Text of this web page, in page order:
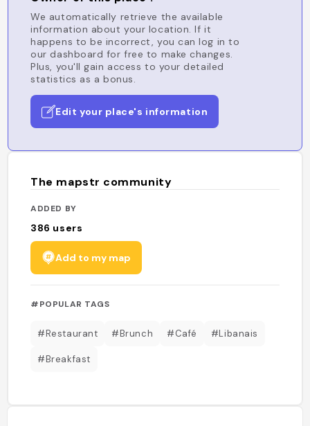
We automatically retrieve the available
information about your location. If it
happens to be incorrect, you can log in to
our dashboard for free to make changes.
Plus, you'll gain access to your detailed
statistics as a bonus.
Edit your place's information
The mapstr community
ADDED BY
386 users
Add to my map
#POPULAR TAGS
#Restaurant #Brunch #Café #Libanais
#Breakfast